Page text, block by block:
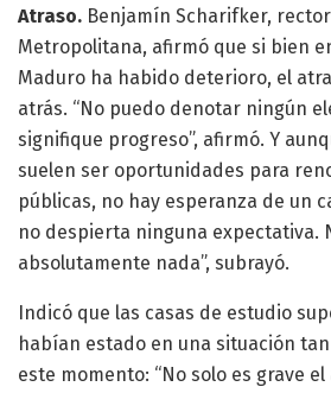
Atraso. Benjamín Scharifker,
Metropolitana, afirmó que si bien
Maduro ha habido deterioro, el
atrás. “No puedo denotar ningún
signifique progreso”, afirmó. Y
suelen ser oportunidades para
públicas, no hay esperanza de un
no despierta ninguna expectativa.
absolutamente nada”, subrayó.
Indicó que las casas de estudio
habían estado en una situación
este momento: “No solo es grave